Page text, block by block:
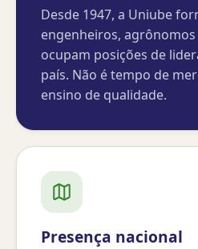
Desde 1947, a Uniube
engenheiros,
ocupam posições de
país. Não é tempo de
ensino de qualidade.
Presença nacional